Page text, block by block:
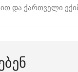
და ქართველი